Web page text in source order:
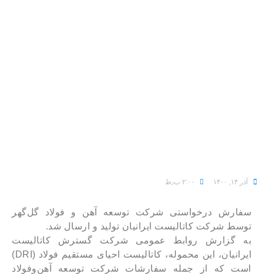
آذر ۱۴, ۱۴۰۰ ۲:۰۰ ب٫ظ
سفارش درخواستی شرکت توسعه آهن و فولاد گل‌گهر
توسط شرکت کاتالیست ایرانیان تولید و ارسال شد.
به گزارش روابط عمومی شرکت گسترش کاتالیست
ایرانیان، این محموله، کاتالیست احیای مستقیم فولاد (DRI)
است که از جمله سفارشات شرکت توسعه آهن‌و‌فولاد